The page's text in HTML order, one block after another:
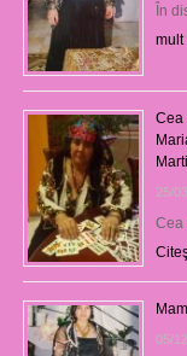
În
mult
Cea
25/
Cea
05/